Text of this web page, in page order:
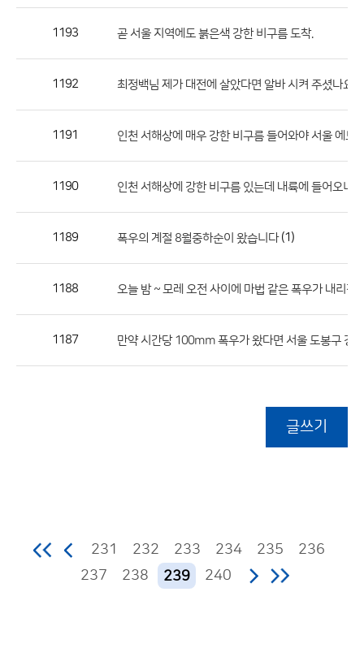
록
공
1193 곧 서울 지역에도 붉은색 강한 비구름 도착.
1192 최정백님 제가 대전에 살았다면 알바 시켜 주셨나요??
1191 인천 서해상에 매우 강한 비구름 들어와야 서울 에도
1190 인천 서해상에 강한 비구름 있는데 내륙에 들어오니
1189 폭우의 계절 8월중하순이 왔습니다(1)
1188 오늘 밤 ~ 모레 오전 사이에 마법 같은 폭우가 내리겠
1187 만약 시간당 100mm 폭우가 왔다면 서울 도봉구 강
글쓰기
231 232 233 234 235
236
237
238 239 240